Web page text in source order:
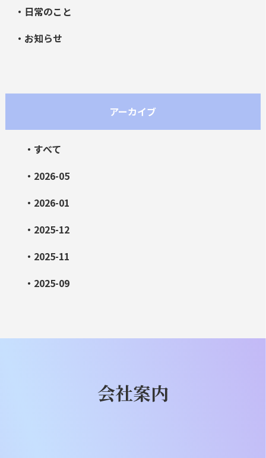
・日常のこと
・お知らせ
アーカイブ
・すべて
・2026-05
・2026-01
・2025-12
・2025-11
・2025-09
会社案内